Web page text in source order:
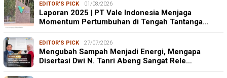
EDITOR'S PICK 01/08/2026
Laporan 2025 | PT Vale Indonesia Menjaga
Momentum Pertumbuhan di Tengah Tantanga…
EDITOR'S PICK 27/07/2026
Mengubah Sampah Menjadi Energi, Mengapa
Disertasi Dwi N. Tanri Abeng Sangat Rele…